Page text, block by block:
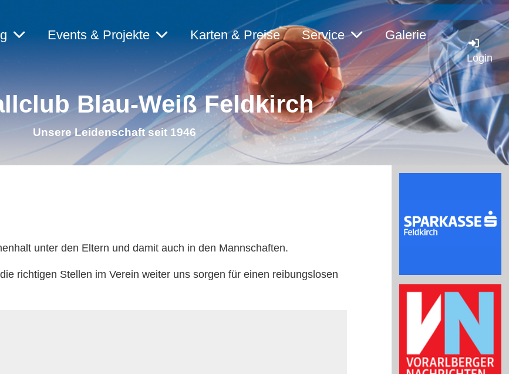
Events & Projekte Karten & Preise Service
Galerie
Login
Blau-Weiß Feldkirch
Unsere Leidenschaft seit 1946
unter den Eltern und damit auch in den Mannschaften.
richtigen Stellen im Verein weiter uns sorgen für einen reibungslosen